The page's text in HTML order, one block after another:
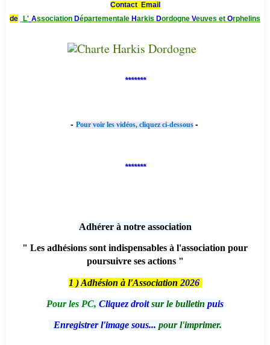
Contact Email
de
L' Association Départementale Harkis Dordogne Veuves et Orphelins
*******
- Pour voir les vidéos, cliquez ci-dessous -
*******
Adhérer à notre association
" Les adhésions sont indispensables à l'association pour
poursuivre ses actions "
1 ) Adhésion à l'Association 2026
Pour les PC, Cliquez droitsur le bulletin puis
Enregistrer l'image sous... pour l'imprimer.